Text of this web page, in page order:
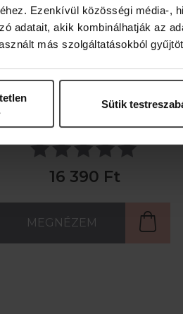
Ezenkívül közösségi média-,
adatait, akik kombinálhatják az
más szolgáltatásokból
Sütik
HUNGARIAN SPRING
ARCPERMET
frissítő
16 390 Ft
MEGNÉZEM